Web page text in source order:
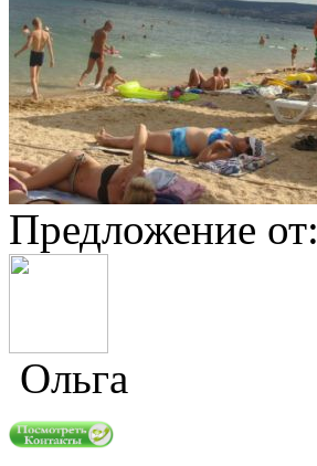
Предложение от:
Ольга